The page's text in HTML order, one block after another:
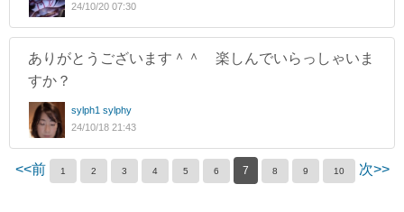
24/10/20 07:30
ありがとうございます＾＾ 楽しんでいらっしゃいま
すか？
sylph1 sylphy
24/10/18 21:43
<<前 1 2 3 4 5 6 7 8 9 10 次>>